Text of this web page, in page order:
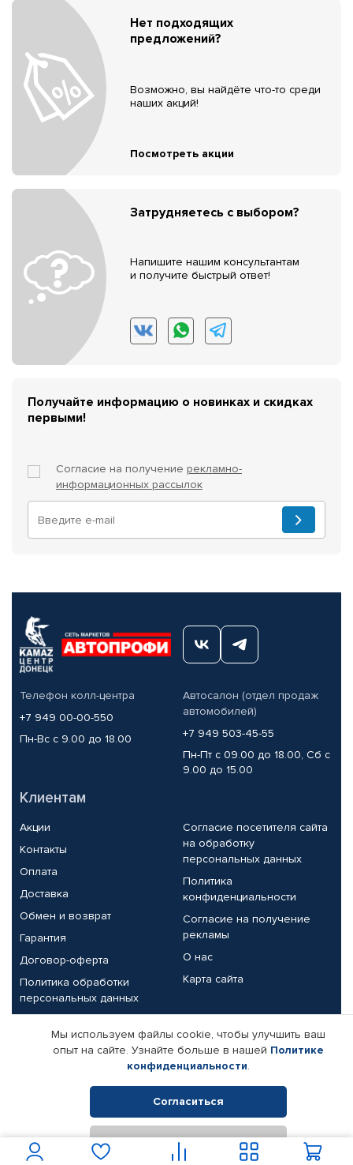
Нет подходящих
предложений?
Возможно, вы найдёте что-то среди
наших акций!
Посмотреть акции
Затрудняетесь с выбором?
Напишите нашим консультантам
и получите быстрый ответ!
Получайте информацию о новинках и скидках
первыми!
Согласие на получение рекламно-
информационных рассылок
Телефон колл-центра
+7 949 00-00-550
Пн-Вс с 9.00 до 18.00
Автосалон (отдел продаж
автомобилей)
+7 949 503-45-55
Пн-Пт с 09.00 до 18.00, Сб с
9.00 до 15.00
Клиентам
Акции
Контакты
Оплата
Доставка
Обмен и возврат
Гарантия
Договор-оферта
Политика обработки
персональных данных
Согласие посетителя сайта
на обработку
персональных данных
Политика
конфиденциальности
Согласие на получение
рекламы
О нас
Карта сайта
Партнерам
Корпоративным клиентам
Поставщикам
Реквизиты компании
© КАМАЗ ЦЕНТР ДОНЕЦК, 2015-2026. Все права защищены.
Интернет-магазин автомобильных товаров Автопрофи.
Мы используем файлы cookie, чтобы улучшить ваш
опыт на сайте. Узнайте больше в нашей Политике
конфиденциальности.
Согласиться
Отклонить